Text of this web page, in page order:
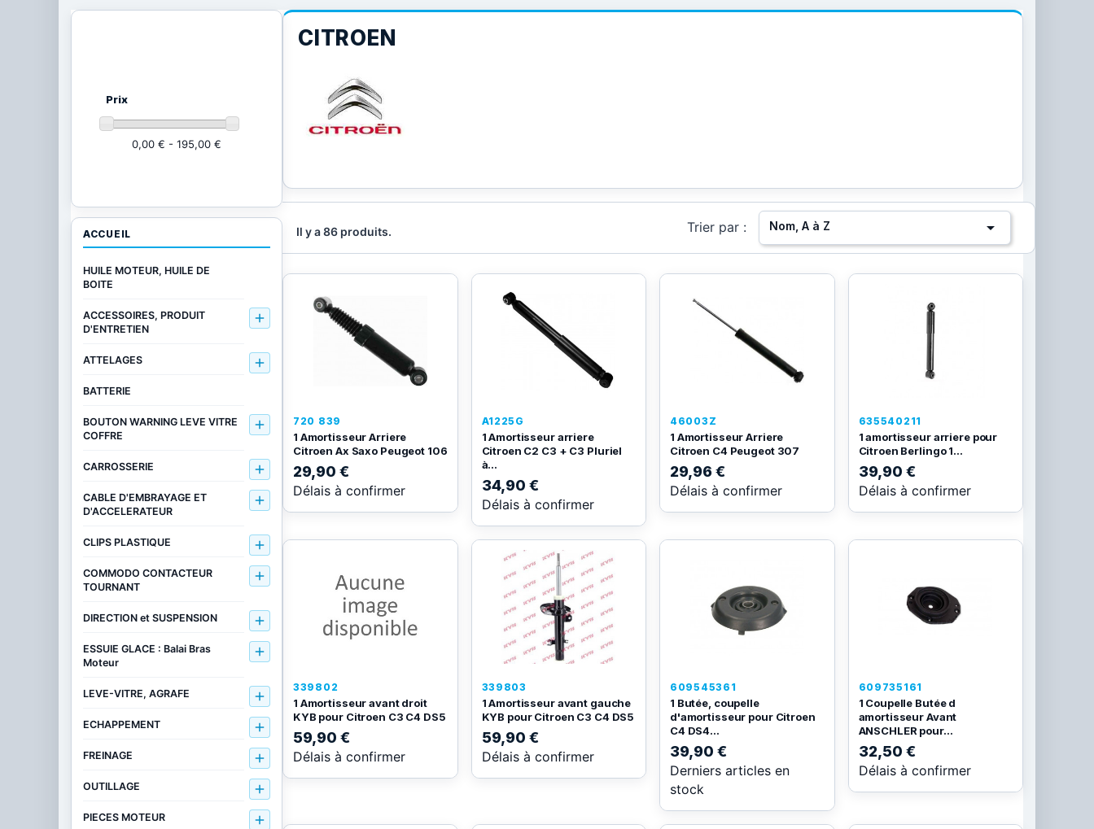
CITROEN
Il y a 86 produits. Trier par : Nom, A à Z 
720 839
1 Amortisseur Arriere
Citroen Ax Saxo Peugeot 106
29,90 €
Délais à confirmer
A1225G
1 Amortisseur arriere
Citroen C2 C3 + C3 Pluriel
à...
34,90 €
Délais à confirmer
46003Z
1 Amortisseur Arriere
Citroen C4 Peugeot 307
29,96 €
Délais à confirmer
635540211
1 amortisseur arriere pour
Citroen Berlingo 1...
39,90 €
Délais à confirmer
339802
1 Amortisseur avant droit
KYB pour Citroen C3 C4 DS5
59,90 €
Délais à confirmer
339803
1 Amortisseur avant gauche
KYB pour Citroen C3 C4 DS5
59,90 €
Délais à confirmer
609545361
1 Butée, coupelle
d'amortisseur pour Citroen
C4 DS4...
39,90 €
Derniers articles en
stock
609735161
1 Coupelle Butée d
amortisseur Avant
ANSCHLER pour...
32,50 €
Délais à confirmer
Prix
0,00 € - 195,00 €
ACCUEIL
HUILE MOTEUR, HUILE DE
BOITE
ACCESSOIRES, PRODUIT
D'ENTRETIEN

ATTELAGES 
BATTERIE
BOUTON WARNING LEVE VITRE
COFFRE

CARROSSERIE 
CABLE D'EMBRAYAGE ET
D'ACCELERATEUR

CLIPS PLASTIQUE 
COMMODO CONTACTEUR
TOURNANT

DIRECTION et SUSPENSION 
ESSUIE GLACE : Balai Bras
Moteur

LEVE-VITRE, AGRAFE 
ECHAPPEMENT 
FREINAGE 
OUTILLAGE 
PIECES MOTEUR 